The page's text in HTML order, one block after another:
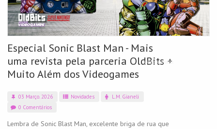
Especial Sonic Blast Man - Mais
uma revista pela parceria OldBits +
Muito Além dos Videogames
03 Março. 2026 Novidades
L.M. Gianeli
0 Comentários
Lembra de Sonic Blast Man, excelente briga de rua que